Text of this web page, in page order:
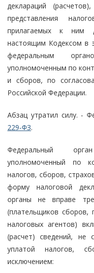
деклараций
представления
прилагаемых к ним
настоящим Кодексом в
федеральным
уполномоченным по
и сборов, по
Российской Федерации.
Абзац утратил силу. -
229-ФЗ.
Федеральный
уполномоченный по
налогов, сборов,
форму налоговой
органы не вправе
(плательщиков сборов,
налоговых агентов)
(расчет) сведений, не
уплатой налогов,
исключением: